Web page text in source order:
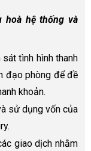
hoà hệ thống và
tình hình thanh
đạo phòng để đề
khoản.
sử dụng vốn của
giao dịch nhằm